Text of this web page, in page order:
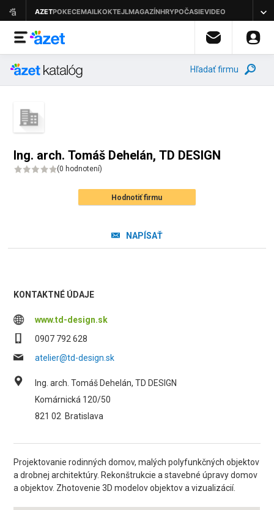
Hľadať firmu
Ing. arch. Tomáš Dehelán, TD DESIGN
(0 hodnotení)
Hodnotiť firmu
NAPÍSAŤ
KONTAKTNÉ ÚDAJE
www.td-design.sk
0907 792 628
atelier@td-design.sk
Ing. arch. Tomáš Dehelán, TD DESIGN
Komárnická 120/50
821 02 Bratislava
Projektovanie rodinných domov, malých polyfunkčných objektov
a drobnej architektúry. Rekonštrukcie a stavebné úpravy domov
a objektov. Zhotovenie 3D modelov objektov a vizualizácií.